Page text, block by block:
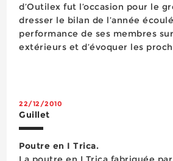
d’Outilex fut l’occasion pour le
dresser le bilan de l’année
performance de ses membres
extérieurs et d’évoquer les
22/12/2010
Guillet
Poutre en I Trica.